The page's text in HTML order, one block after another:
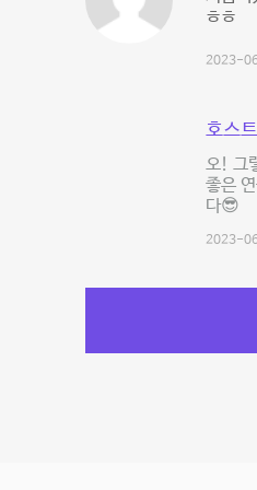
ㅎㅎ
2023-
호스
오! 그
좋은
다😎
2023-